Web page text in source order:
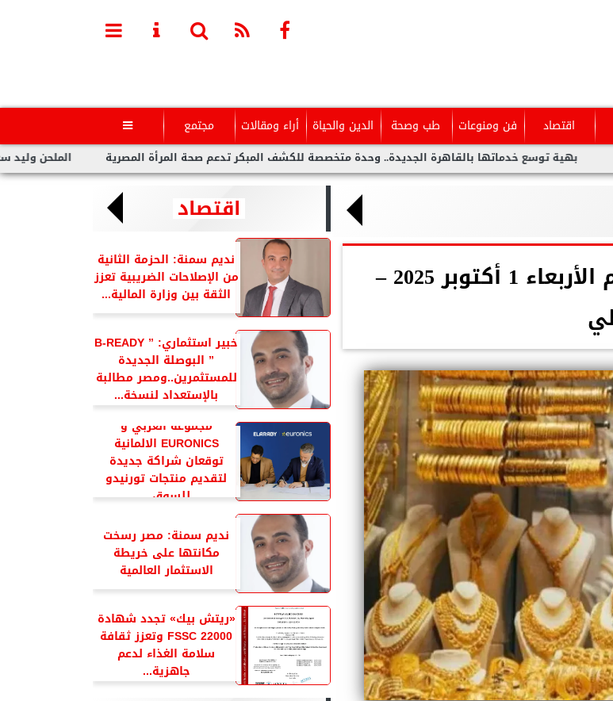
اقتصاد فن ومنوعات طب وصحة الدين والحياة أراء ومقالات مجتمع 
الملحن وليد سعد : أزمة توسع خدماتها بالقاهرة الجديدة.. وحدة متخصصة للكشف المبكر تدعم صحة المرأة المصرية
أسعار الذهب في فلسطين اليوم الأربعاء 1 أكتوبر 2025 –
اقتصاد
نديم سمنة: الحزمة الثانية
من الإصلاحات الضريبية تعزز
الثقة بين وزارة المالية...
خبير استثماري: ” B-READY
” البوصلة الجديدة
للمستثمرين..ومصر مطالبة
بالإستعداد لنسخة...
مجموعة العربي و
EURONICS الالمانية
توقعان شراكة جديدة
لتقديم منتجات تورنيدو
للسوق...
نديم سمنة: مصر رسخت
مكانتها على خريطة
الاستثمار العالمية
«ريتش بيك» تجدد شهادة
FSSC 22000 وتعزز ثقافة
سلامة الغذاء لدعم
جاهزية...